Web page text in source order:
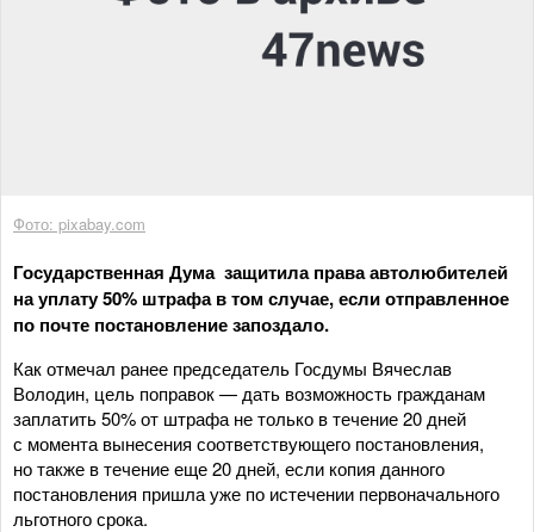
Фото: pixabay.com
Государственная Дума защитила права автолюбителей
на уплату 50% штрафа в том случае, если отправленное
по почте постановление запоздало.
Как отмечал ранее председатель Госдумы Вячеслав
Володин, цель поправок — дать возможность гражданам
заплатить 50% от штрафа не только в течение 20 дней
с момента вынесения соответствующего постановления,
но также в течение еще 20 дней, если копия данного
постановления пришла уже по истечении первоначального
льготного срока.